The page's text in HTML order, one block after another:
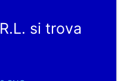
si trova